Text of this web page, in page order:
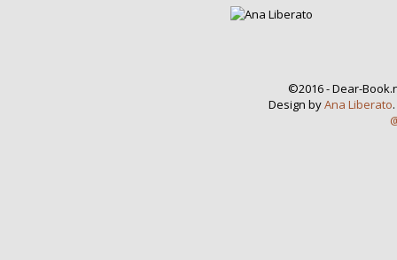
©2016 - Dear-
Design byAna Liberato